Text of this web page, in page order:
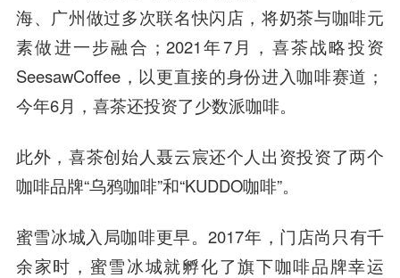
海、广州做过多次联名快闪店，将奶茶与咖啡元
素做进一步融合；2021年7月，喜茶战略投资
SeesawCoffee，以更直接的身份进入咖啡赛道；
今年6月，喜茶还投资了少数派咖啡。
此外，喜茶创始人聂云宸还个人出资投资了两个
咖啡品牌“乌鸦咖啡”和“KUDDO咖啡”。
蜜雪冰城入局咖啡更早。2017年，门店尚只有千
余家时，蜜雪冰城就孵化了旗下咖啡品牌幸运